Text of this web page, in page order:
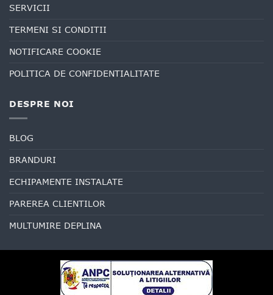
SERVICII
TERMENI SI CONDITII
NOTIFICARE COOKIE
POLITICA DE CONFIDENTIALITATE
DESPRE NOI
BLOG
BRANDURI
ECHIPAMENTE INSTALATE
PAREREA CLIENTILOR
MULTUMIRE DEPLINA